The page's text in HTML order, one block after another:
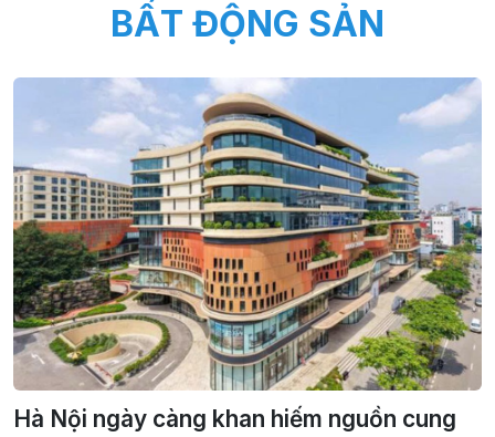
BẤT ĐỘNG SẢN
Hà Nội ngày càng khan hiếm nguồn cung